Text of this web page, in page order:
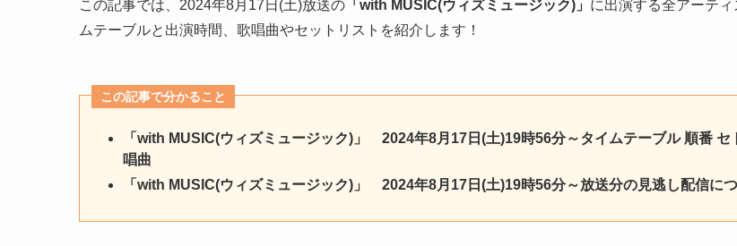
この記事では、2024年8月17日(土)放送の 「with MUSIC(ウィズミュージック)」 に出演する全アーティ
ムテーブルと出演時間、歌唱曲やセットリストを紹介します！
この記事で分かること
「with MUSIC(ウィズミュージック)」 2024年8月17日(土)19時56分～タイムテーブル 順番 セ
唱曲
「with MUSIC(ウィズミュージック)」 2024年8月17日(土)19時56分～放送分の見逃し配信に